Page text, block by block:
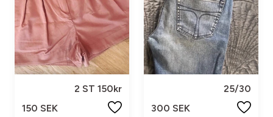
2 ST 150kr
150 SEK
25/30
300 SEK